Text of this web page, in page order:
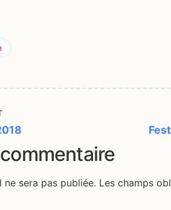
sera pas publiée. Les champs